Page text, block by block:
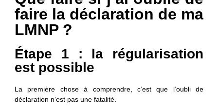
faire la déclaration de ma
LMNP ?
Étape 1 : la régularisation
est possible
La première chose à comprendre, c’est que l’oubli de
déclaration n’est pas une fatalité.